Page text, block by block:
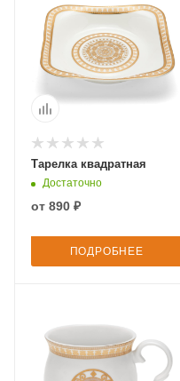
Тарелка квадратная
Достаточно
от 890 ₽
ПОДРОБНЕЕ